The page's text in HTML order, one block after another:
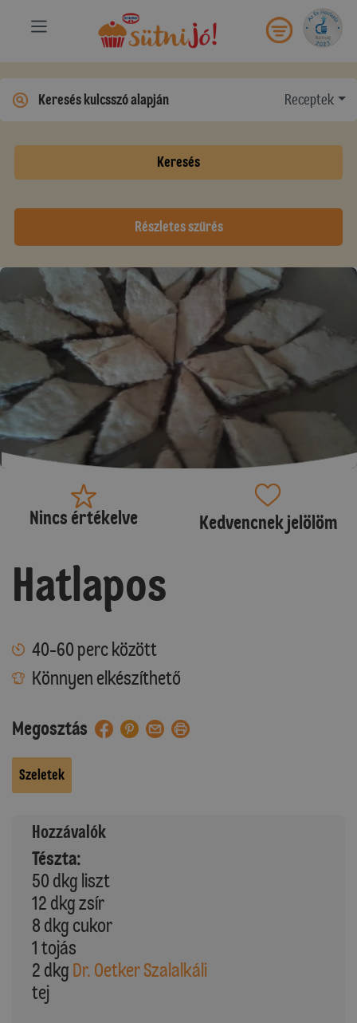
Receptek
Keresés
Részletes szűrés
Nincs értékelve Kedvencnek jelölöm
Hatlapos
40-60 perc között
Könnyen elkészíthető
Megosztás
Szeletek
Hozzávalók
Tészta:
50 dkg liszt
12 dkg zsír
8 dkg cukor
1 tojás
2 dkg Dr. Oetker Szalalkáli
tej